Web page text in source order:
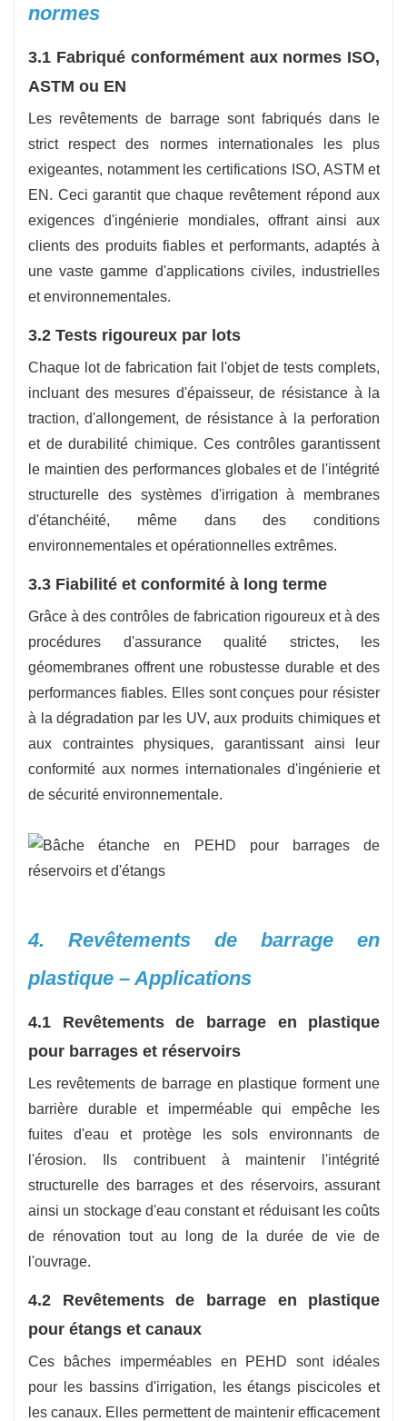
normes
3.1 Fabriqué conformément aux normes ISO,
ASTM ou EN
Les revêtements de barrage sont fabriqués dans le
strict respect des normes internationales les plus
exigeantes, notamment les certifications ISO, ASTM et
EN. Ceci garantit que chaque revêtement répond aux
exigences d'ingénierie mondiales, offrant ainsi aux
clients des produits fiables et performants, adaptés à
une vaste gamme d'applications civiles, industrielles
et environnementales.
3.2 Tests rigoureux par lots
Chaque lot de fabrication fait l'objet de tests complets,
incluant des mesures d'épaisseur, de résistance à la
traction, d'allongement, de résistance à la perforation
et de durabilité chimique. Ces contrôles garantissent
le maintien des performances globales et de l'intégrité
structurelle des systèmes d'irrigation à membranes
d'étanchéité, même dans des conditions
environnementales et opérationnelles extrêmes.
3.3 Fiabilité et conformité à long terme
Grâce à des contrôles de fabrication rigoureux et à des
procédures d'assurance qualité strictes, les
géomembranes offrent une robustesse durable et des
performances fiables. Elles sont conçues pour résister
à la dégradation par les UV, aux produits chimiques et
aux contraintes physiques, garantissant ainsi leur
conformité aux normes internationales d'ingénierie et
de sécurité environnementale.
4. Revêtements de barrage en
plastique – Applications
4.1 Revêtements de barrage en plastique
pour barrages et réservoirs
Les revêtements de barrage en plastique forment une
barrière durable et imperméable qui empêche les
fuites d'eau et protège les sols environnants de
l'érosion. Ils contribuent à maintenir l'intégrité
structurelle des barrages et des réservoirs, assurant
ainsi un stockage d'eau constant et réduisant les coûts
de rénovation tout au long de la durée de vie de
l'ouvrage.
4.2 Revêtements de barrage en plastique
pour étangs et canaux
Ces bâches imperméables en PEHD sont idéales
pour les bassins d'irrigation, les étangs piscicoles et
les canaux. Elles permettent de maintenir efficacement